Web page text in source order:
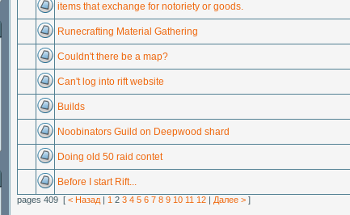
items that exchange for notoriety or goods.
Runecrafting Material Gathering
Couldn't there be a map?
Can't log into rift website
Builds
Noobinators Guild on Deepwood shard
Doing old 50 raid contet
Before I start Rift...
pages 409 [ < Назад | 1 2 3 4 5 6 7 8 9 10 11 12 | Далее > ]